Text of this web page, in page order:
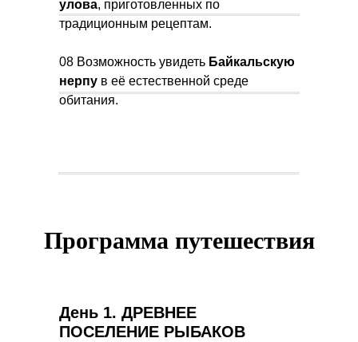
улова, приготовленных по
традиционным рецептам.
08 Возможность увидеть Байкальскую
нерпу в её естественной среде
обитания.
Программа путешествия
День 1. ДРЕВНЕЕ
ПОСЕЛЕНИЕ РЫБАКОВ